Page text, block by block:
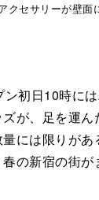
クセサリーが壁面
初日10時に
が、足を運ん
には限りが
の新宿の街